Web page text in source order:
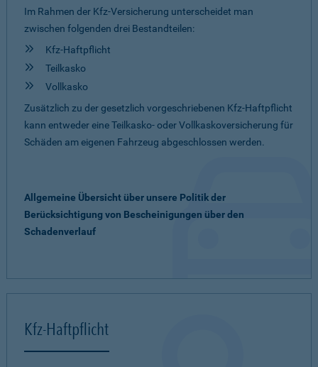
Im Rahmen der Kfz-Versicherung unterscheidet man
zwischen folgenden drei Bestandteilen:
Kfz-Haftpflicht
Teilkasko
Vollkasko
Zusätzlich zu der gesetzlich vorgeschriebenen Kfz-Haftpflicht
kann entweder eine Teilkasko- oder Vollkaskoversicherung für
Schäden am eigenen Fahrzeug abgeschlossen werden.
Allgemeine Übersicht über unsere Politik der
Berücksichtigung von Bescheinigungen über den
Schadenverlauf
Kfz-Haftpflicht